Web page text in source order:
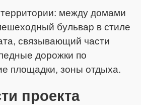
территории: между домами
бульвар в стиле
связывающий части
дорожки по
площадки, зоны отдыха.
проекта